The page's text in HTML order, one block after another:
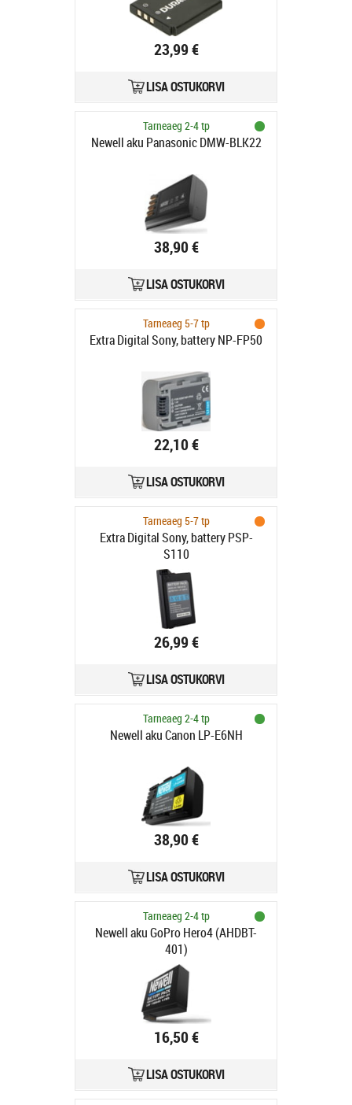
23,99 €
LISA OSTUKORVI
Tarneaeg 2-4 tp
Newell aku Panasonic DMW-BLK22
38,90 €
LISA OSTUKORVI
Tarneaeg 5-7 tp
Extra Digital Sony, battery NP-FP50
22,10 €
LISA OSTUKORVI
Tarneaeg 5-7 tp
Extra Digital Sony, battery PSP-
S110
26,99 €
LISA OSTUKORVI
Tarneaeg 2-4 tp
Newell aku Canon LP-E6NH
38,90 €
LISA OSTUKORVI
Tarneaeg 2-4 tp
Newell aku GoPro Hero4 (AHDBT-
401)
16,50 €
LISA OSTUKORVI